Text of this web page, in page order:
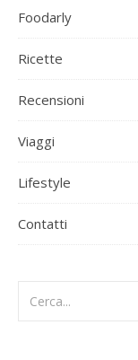
Foodarly
Ricette
Recensioni
Viaggi
Lifestyle
Contatti